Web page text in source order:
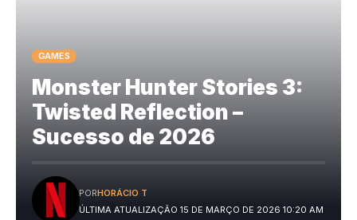
GAMES
Monster Hunter Stories 3:
Twisted Reflection –
Sucesso de 2026
ÚLTIMA ATUALIZAÇÃO 15 DE MARÇO DE 2026 10:20 AM
PORHORÁCIO T